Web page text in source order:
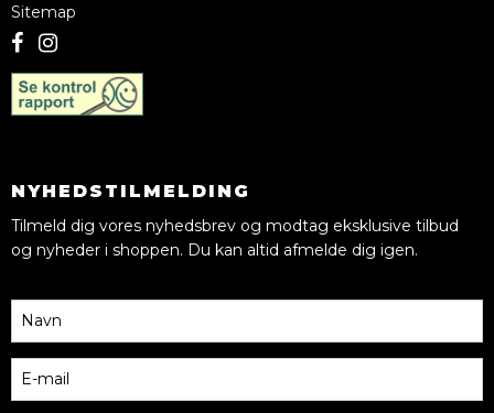
Sitemap
NYHEDSTILMELDING
Tilmeld dig vores nyhedsbrev og modtag eksklusive tilbud
og nyheder i shoppen. Du kan altid afmelde dig igen.